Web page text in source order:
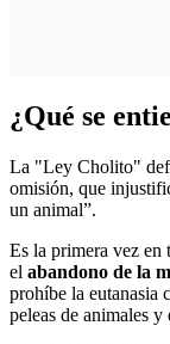
¿Qué se
La "Ley Cholito"
omisión, que
un animal”.
Es la primera vez en
el abandono de la
prohíbe la eutanasia
peleas de animales y